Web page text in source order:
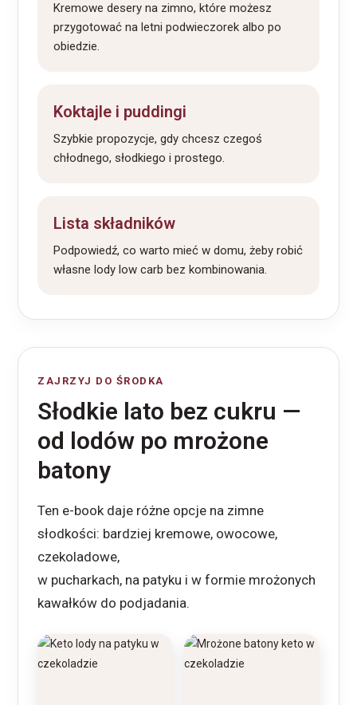
Kremowe desery na zimno, które możesz
przygotować na letni podwieczorek albo po
obiedzie.
Koktajle i puddingi
Szybkie propozycje, gdy chcesz czegoś
chłodnego, słodkiego i prostego.
Lista składników
Podpowiedź, co warto mieć w domu, żeby robić
własne lody low carb bez kombinowania.
ZAJRZYJ DO ŚRODKA
Słodkie lato bez cukru —
od lodów po mrożone
batony
Ten e-book daje różne opcje na zimne
słodkości: bardziej kremowe, owocowe,
czekoladowe,
w pucharkach, na patyku i w formie mrożonych
kawałków do podjadania.